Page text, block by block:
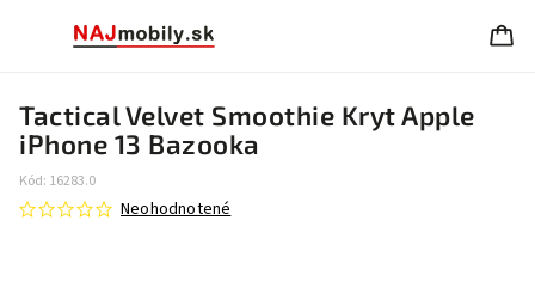
Tactical Velvet Smoothie Kryt Apple
iPhone 13 Bazooka
Kód: 16283.0
Neohodnotené